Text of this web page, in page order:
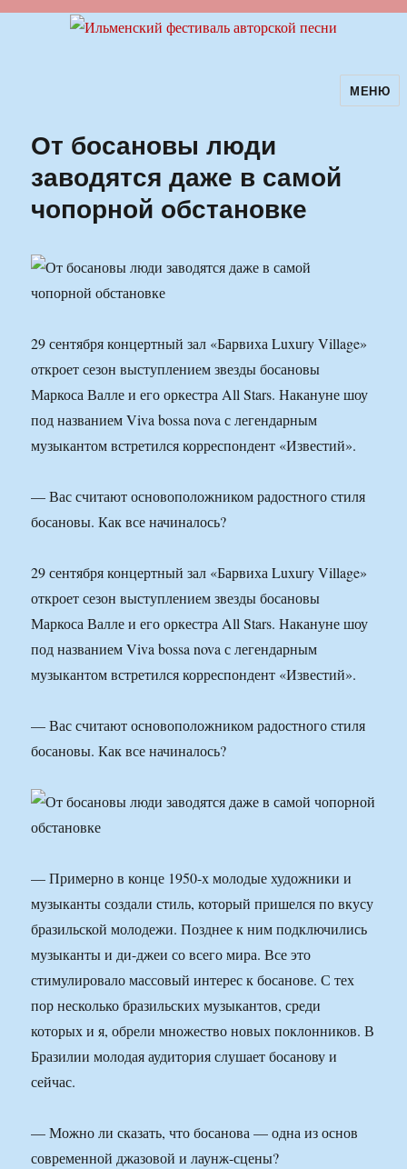
Ильменский фестиваль авторскойМЕНЮ
От босановы люди
заводятся даже в самой
чопорной обстановке
29 сентября концертный зал «Барвиха Luxury Village»
откроет сезон выступлением звезды босановы
Маркоса Валле и его оркестра All Stars. Накануне шоу
под названием Viva bossa nova с легендарным
музыкантом встретился корреспондент «Известий».
— Вас считают основоположником радостного стиля
босановы. Как все начиналось?
29 сентября концертный зал «Барвиха Luxury Village»
откроет сезон выступлением звезды босановы
Маркоса Валле и его оркестра All Stars. Накануне шоу
под названием Viva bossa nova с легендарным
музыкантом встретился корреспондент «Известий».
— Вас считают основоположником радостного стиля
босановы. Как все начиналось?
— Примерно в конце 1950-х молодые художники и
музыканты создали стиль, который пришелся по вкусу
бразильской молодежи. Позднее к ним подключились
музыканты и ди-джеи со всего мира. Все это
стимулировало массовый интерес к босанове. С тех
пор несколько бразильских музыкантов, среди
которых и я, обрели множество новых поклонников. В
Бразилии молодая аудитория слушает босанову и
сейчас.
— Можно ли сказать, что босанова — одна из основ
современной джазовой и лаунж-сцены?